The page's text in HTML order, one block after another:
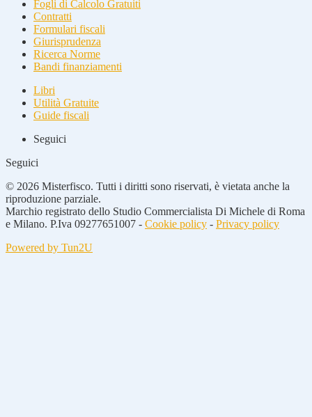
Fogli di Calcolo Gratuiti
Contratti
Formulari fiscali
Giurisprudenza
Ricerca Norme
Bandi finanziamenti
Libri
Utilità Gratuite
Guide fiscali
Seguici
Seguici
© 2026 Misterfisco. Tutti i diritti sono riservati, è vietata anche la
riproduzione parziale.
Marchio registrato dello Studio Commercialista Di Michele di Roma
e Milano. P.Iva 09277651007 - Cookie policy - Privacy policy
Powered by Tun2U